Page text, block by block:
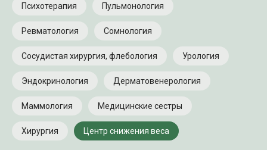
Психотерапия Пульмонология
Ревматология Сомнология
Сосудистая хирургия, флебология Урология
Эндокринология Дерматовенерология
Маммология Медицинские сестры
Хирургия Центр снижения веса
Записаться
администраторы клиники свяжутся с вами